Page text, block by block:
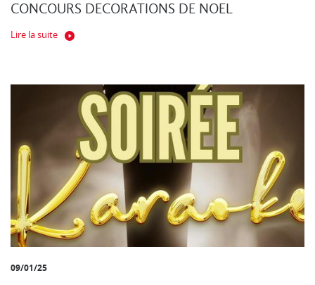
CONCOURS DECORATIONS DE NOEL
Lire la suite
09/01/25